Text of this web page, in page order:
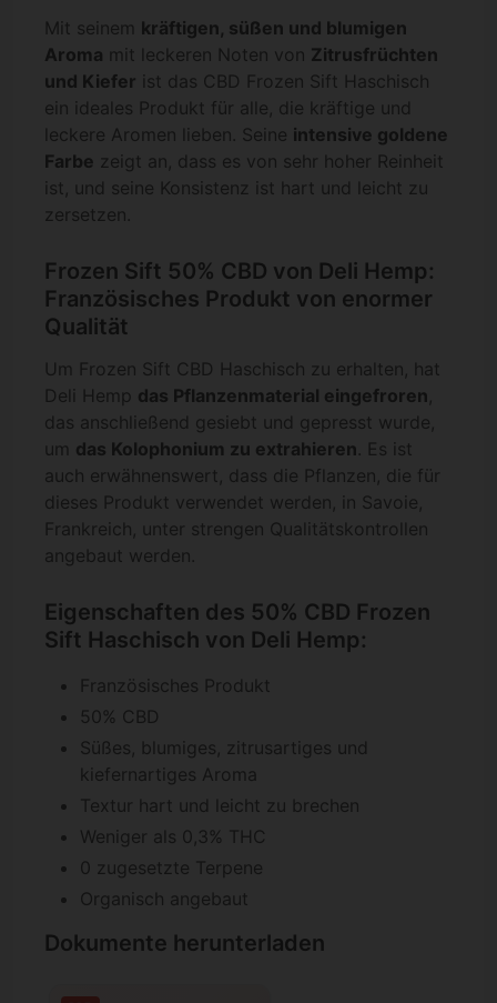
Mit seinem kräftigen, süßen und blumigen
Aroma mit leckeren Noten von Zitrusfrüchten
und Kiefer ist das CBD Frozen Sift Haschisch
ein ideales Produkt für alle, die kräftige und
leckere Aromen lieben. Seine intensive goldene
Farbe zeigt an, dass es von sehr hoher Reinheit
ist, und seine Konsistenz ist hart und leicht zu
zersetzen.
Frozen Sift 50% CBD von Deli Hemp:
Französisches Produkt von enormer
Qualität
Um Frozen Sift CBD Haschisch zu erhalten, hat
Deli Hemp das Pflanzenmaterial eingefroren,
das anschließend gesiebt und gepresst wurde,
um das Kolophonium zu extrahieren. Es ist
auch erwähnenswert, dass die Pflanzen, die für
dieses Produkt verwendet werden, in Savoie,
Frankreich, unter strengen Qualitätskontrollen
angebaut werden.
Eigenschaften des 50% CBD Frozen
Sift Haschisch von Deli Hemp:
Französisches Produkt
50% CBD
Süßes, blumiges, zitrusartiges und
kiefernartiges Aroma
Textur hart und leicht zu brechen
Weniger als 0,3% THC
0 zugesetzte Terpene
Organisch angebaut
Dokumente herunterladen